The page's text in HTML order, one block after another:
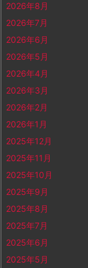
2026年8月
2026年7月
2026年6月
2026年5月
2026年4月
2026年3月
2026年2月
2026年1月
2025年12月
2025年11月
2025年10月
2025年9月
2025年8月
2025年7月
2025年6月
2025年5月